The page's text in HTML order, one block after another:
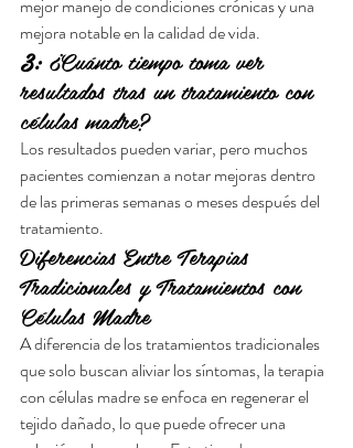
mejor manejo de condiciones crónicas y una
mejora notable en la calidad de vida.
3: ¿Cuánto tiempo toma ver
resultados tras un tratamiento con
células madre?
Los resultados pueden variar, pero muchos
pacientes comienzan a notar mejoras dentro
de las primeras semanas o meses después del
tratamiento.
Diferencias Entre Terapias
Tradicionales y Tratamientos con
Células Madre
A diferencia de los tratamientos tradicionales
que solo buscan aliviar los síntomas, la terapia
con células madre se enfoca en regenerar el
tejido dañado, lo que puede ofrecer una